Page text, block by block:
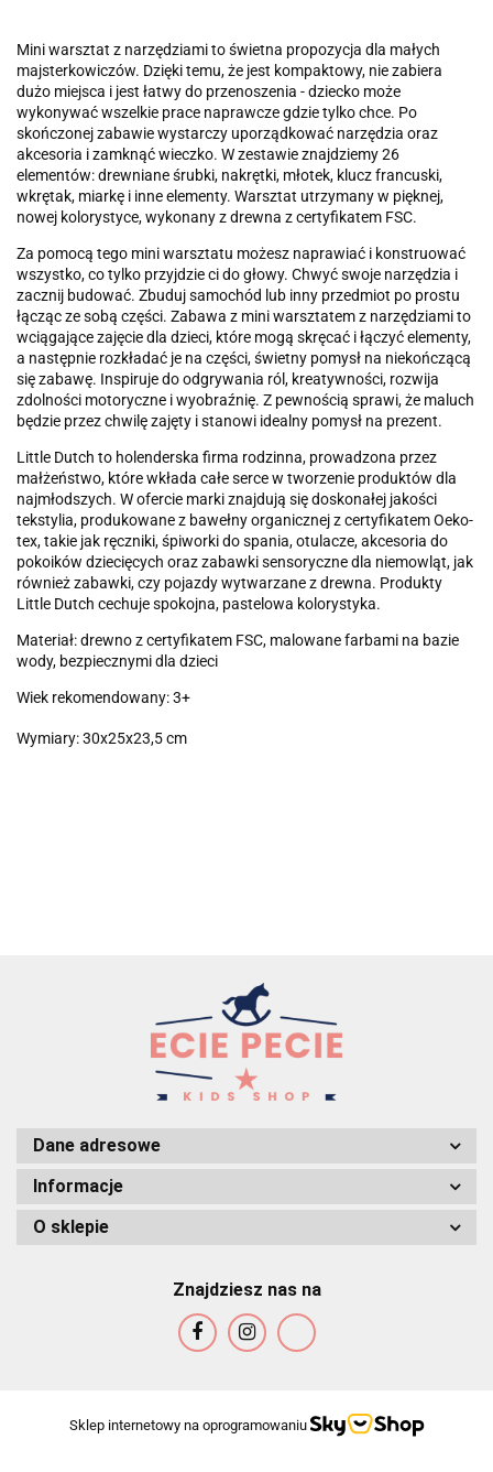
Mini warsztat z narzędziami to świetna propozycja dla małych
majsterkowiczów. Dzięki temu, że jest kompaktowy, nie zabiera
dużo miejsca i jest łatwy do przenoszenia - dziecko może
wykonywać wszelkie prace naprawcze gdzie tylko chce. Po
skończonej zabawie wystarczy uporządkować narzędzia oraz
akcesoria i zamknąć wieczko. W zestawie znajdziemy 26
elementów: drewniane śrubki, nakrętki, młotek, klucz francuski,
wkrętak, miarkę i inne elementy. Warsztat utrzymany w pięknej,
nowej kolorystyce, wykonany z drewna z certyfikatem FSC.
Za pomocą tego mini warsztatu możesz naprawiać i konstruować
wszystko, co tylko przyjdzie ci do głowy. Chwyć swoje narzędzia i
zacznij budować. Zbuduj samochód lub inny przedmiot po prostu
łącząc ze sobą części. Zabawa z mini warsztatem z narzędziami to
wciągające zajęcie dla dzieci, które mogą skręcać i łączyć elementy,
a następnie rozkładać je na części, świetny pomysł na niekończącą
się zabawę. Inspiruje do odgrywania ról, kreatywności, rozwija
zdolności motoryczne i wyobraźnię. Z pewnością sprawi, że maluch
będzie przez chwilę zajęty i stanowi idealny pomysł na prezent.
Little Dutch to holenderska firma rodzinna, prowadzona przez
małżeństwo, które wkłada całe serce w tworzenie produktów dla
najmłodszych. W ofercie marki znajdują się doskonałej jakości
tekstylia, produkowane z bawełny organicznej z certyfikatem Oeko-
tex, takie jak ręczniki, śpiworki do spania, otulacze, akcesoria do
pokoików dziecięcych oraz zabawki sensoryczne dla niemowląt, jak
również zabawki, czy pojazdy wytwarzane z drewna. Produkty
Little Dutch cechuje spokojna, pastelowa kolorystyka.
Materiał: drewno z certyfikatem FSC, malowane farbami na bazie
wody, bezpiecznymi dla dzieci
Wiek rekomendowany: 3+
Wymiary: 30x25x23,5 cm
Dane adresowe
Informacje
O sklepie
Znajdziesz nas na
Sklep internetowy na oprogramowaniu